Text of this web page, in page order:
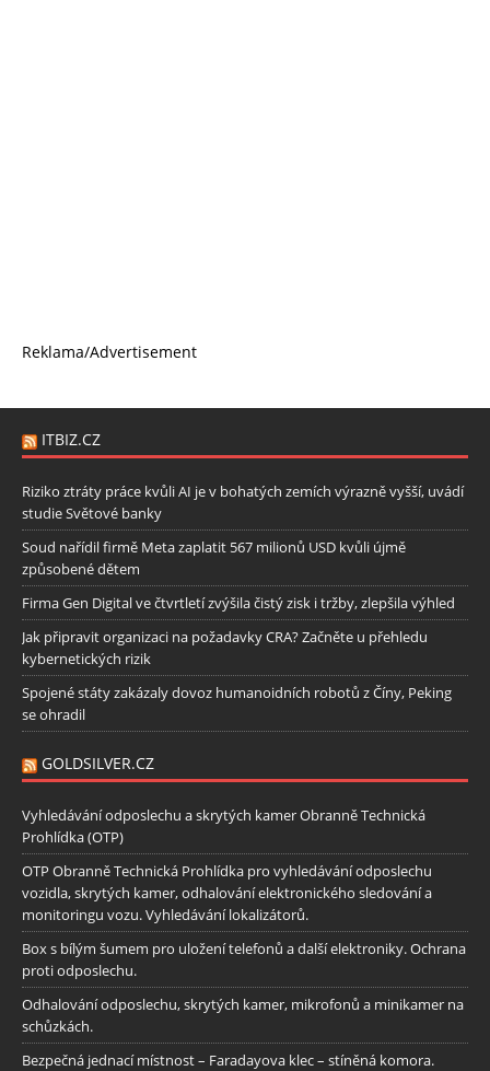
Reklama/Advertisement
ITBIZ.CZ
Riziko ztráty práce kvůli AI je v bohatých zemích výrazně vyšší, uvádí
studie Světové banky
Soud nařídil firmě Meta zaplatit 567 milionů USD kvůli újmě
způsobené dětem
Firma Gen Digital ve čtvrtletí zvýšila čistý zisk i tržby, zlepšila výhled
Jak připravit organizaci na požadavky CRA? Začněte u přehledu
kybernetických rizik
Spojené státy zakázaly dovoz humanoidních robotů z Číny, Peking
se ohradil
GOLDSILVER.CZ
Vyhledávání odposlechu a skrytých kamer Obranně Technická
Prohlídka (OTP)
OTP Obranně Technická Prohlídka pro vyhledávání odposlechu
vozidla, skrytých kamer, odhalování elektronického sledování a
monitoringu vozu. Vyhledávání lokalizátorů.
Box s bílým šumem pro uložení telefonů a další elektroniky. Ochrana
proti odposlechu.
Odhalování odposlechu, skrytých kamer, mikrofonů a minikamer na
schůzkách.
Bezpečná jednací místnost – Faradayova klec – stíněná komora.